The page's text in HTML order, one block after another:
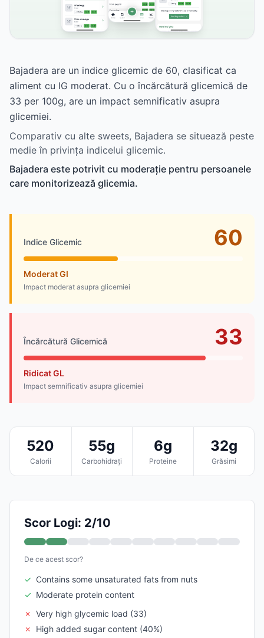
Bajadera are un indice glicemic de 60, clasificat ca
aliment cu IG moderat. Cu o încărcătură glicemică de
33 per 100g, are un impact semnificativ asupra
glicemiei.
Comparativ cu alte sweets, Bajadera se situează peste
medie în privința indicelui glicemic.
Bajadera este potrivit cu moderație pentru persoanele
care monitorizează glicemia.
Indice Glicemic 60
Moderat GI
Impact moderat asupra glicemiei
Încărcătură Glicemică 33
Ridicat GL
Impact semnificativ asupra glicemiei
520
Calorii
55g
Carbohidrați
6g
Proteine
32g
Grăsimi
Scor Logi: 2/10
De ce acest scor?
✓ Contains some unsaturated fats from nuts
✓ Moderate protein content
✗ Very high glycemic load (33)
✗
High added sugar content (40%)